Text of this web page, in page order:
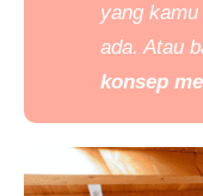
yang
ada. Atau
konsep